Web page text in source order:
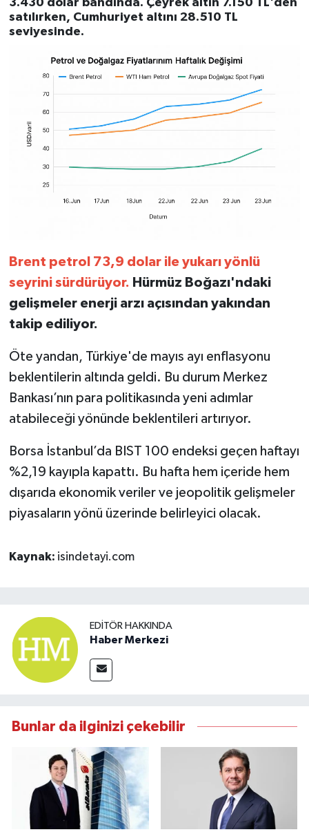
3.430 dolar bandında. Çeyrek altın 7.150 TL'den
satılırken, Cumhuriyet altını 28.510 TL
seviyesinde.
Brent petrol 73,9 dolar ile yukarı yönlü
seyrini sürdürüyor. Hürmüz Boğazı'ndaki
gelişmeler enerji arzı açısından yakından
takip ediliyor.
Öte yandan, Türkiye'de mayıs ayı enflasyonu
beklentilerin altında geldi. Bu durum Merkez
Bankası’nın para politikasında yeni adımlar
atabileceği yönünde beklentileri artırıyor.
Borsa İstanbul’da BIST 100 endeksi geçen haftayı
%2,19 kayıpla kapattı. Bu hafta hem içeride hem
dışarıda ekonomik veriler ve jeopolitik gelişmeler
piyasaların yönü üzerinde belirleyici olacak.
Kaynak: isindetayi.com
EDITÖR HAKKINDA
Haber Merkezi
Bunlar da ilginizi çekebilir